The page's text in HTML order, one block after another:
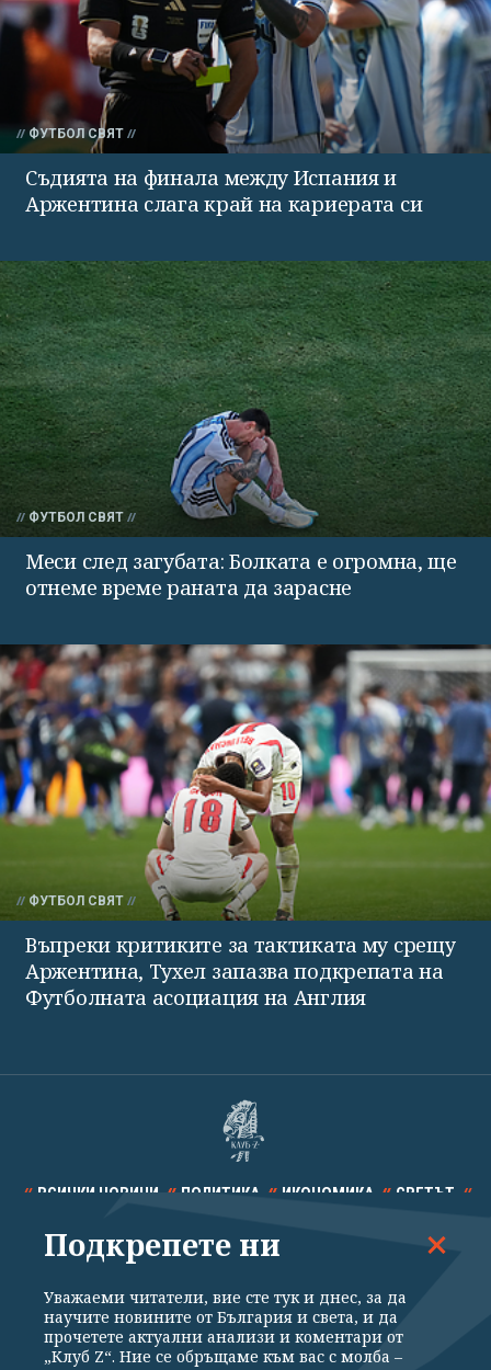
ФУТБОЛ СВЯТ
Съдията на финала между Испания и
Аржентина слага край на кариерата си
ФУТБОЛ СВЯТ
Меси след загубата: Болката е огромна, ще
отнеме време раната да зарасне
ФУТБОЛ СВЯТ
Въпреки критиките за тактиката му срещу
Аржентина, Тухел запазва подкрепата на
Футболната асоциация на Англия
ВСИЧКИ НОВИНИ ПОЛИТИКА ИКОНОМИКА СВЕТЪТ
СПОРТ КУЛТУРА ТЕХНОЛОГИИ КАЛЕЙДОСКОП
Подкрепете ни
Уважаеми читатели, вие сте тук и днес, за да
научите новините от България и света, и да
прочетете актуални анализи и коментари от
„Клуб Z“. Ние се обръщаме към вас с молба –